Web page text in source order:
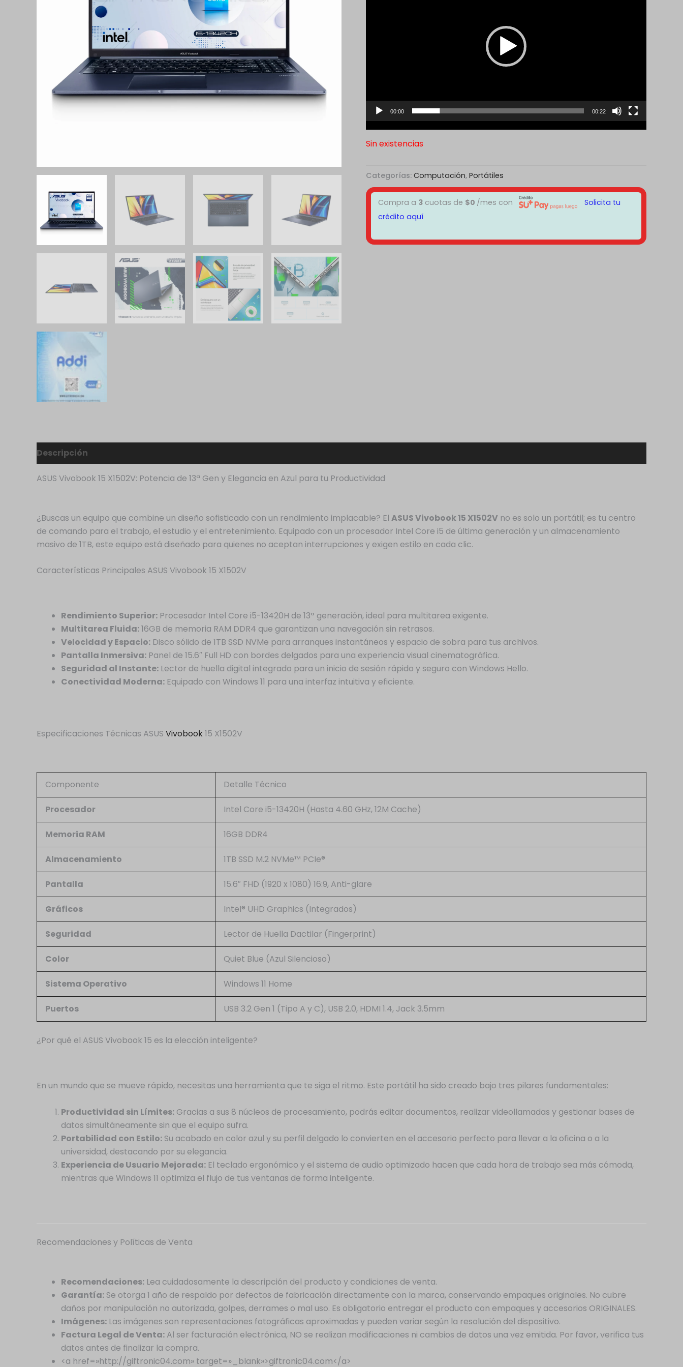
00:00 00:22
Sin existencias
Categorías: Computación, Portátiles
Compra a 3 cuotas de $0 /mes con
Solicita tu
crédito aquí
Descripción
ASUS Vivobook 15 X1502V: Potencia de 13ª Gen y Elegancia en Azul para tu Productividad
¿Buscas un equipo que combine un diseño sofisticado con un rendimiento implacable? El ASUS Vivobook 15 X1502V no es solo un portátil; es tu centro
de comando para el trabajo, el estudio y el entretenimiento. Equipado con un procesador Intel Core i5 de última generación y un almacenamiento
masivo de 1TB, este equipo está diseñado para quienes no aceptan interrupciones y exigen estilo en cada clic.
Características Principales ASUS Vivobook 15 X1502V
Rendimiento Superior: Procesador Intel Core i5-13420H de 13ª generación, ideal para multitarea exigente.
Multitarea Fluida:16GB de memoria RAM DDR4 que garantizan una navegación sin retrasos.
Velocidad y Espacio: Disco sólido de 1TB SSD NVMe para arranques instantáneos y espacio de sobra para tus archivos.
Pantalla Inmersiva: Panel de 15.6″ Full HD con bordes delgados para una experiencia visual cinematográfica.
Seguridad al Instante: Lector de huella digital integrado para un inicio de sesión rápido y seguro con Windows Hello.
Conectividad Moderna: Equipado con Windows 11 para una interfaz intuitiva y eficiente.
Especificaciones Técnicas ASUS Vivobook15 X1502V
Componente Detalle Técnico
Procesador Intel Core i5-13420H (Hasta 4.60 GHz, 12M Cache)
Memoria RAM 16GB DDR4
Almacenamiento 1TB SSD M.2 NVMe™ PCIe®
Pantalla 15.6″ FHD (1920 x 1080) 16:9, Anti-glare
Gráficos Intel® UHD Graphics (Integrados)
Seguridad Lector de Huella Dactilar (Fingerprint)
Color Quiet Blue (Azul Silencioso)
Sistema Operativo Windows 11 Home
Puertos USB 3.2 Gen 1 (Tipo A y C), USB 2.0, HDMI 1.4, Jack 3.5mm
¿Por qué el ASUS Vivobook 15 es la elección inteligente?
En un mundo que se mueve rápido, necesitas una herramienta que te siga el ritmo. Este portátil ha sido creado bajo tres pilares fundamentales:
Productividad sin Límites: Gracias a sus 8 núcleos de procesamiento, podrás editar documentos, realizar videollamadas y gestionar bases de
datos simultáneamente sin que el equipo sufra.
Portabilidad con Estilo: Su acabado en color azul y su perfil delgado lo convierten en el accesorio perfecto para llevar a la oficina o a la
universidad, destacando por su elegancia.
Experiencia de Usuario Mejorada: El teclado ergonómico y el sistema de audio optimizado hacen que cada hora de trabajo sea más cómoda,
mientras que Windows 11 optimiza el flujo de tus ventanas de forma inteligente.
Recomendaciones y Políticas de Venta
Recomendaciones: Lea cuidadosamente la descripción del producto y condiciones de venta.
Garantía: Se otorga 1 año de respaldo por defectos de fabricación directamente con la marca, conservando empaques originales. No cubre
daños por manipulación no autorizada, golpes, derrames o mal uso. Es obligatorio entregar el producto con empaques y accesorios ORIGINALES.
Imágenes: Las imágenes son representaciones fotográficas aproximadas y pueden variar según la resolución del dispositivo.
Factura Legal de Venta: Al ser facturación electrónica, NO se realizan modificaciones ni cambios de datos una vez emitida. Por favor, verifica tus
datos antes de finalizar la compra.
<a href=»http://giftronic04.com» target=»_blank»>giftronic04.com</a>